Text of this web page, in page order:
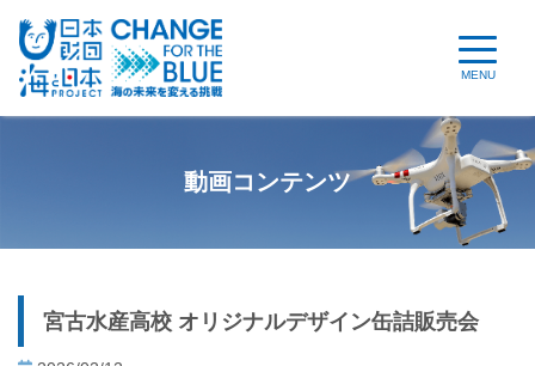
MENU
動画コンテンツ
宮古水産高校 オリジナルデザイン缶詰販売会